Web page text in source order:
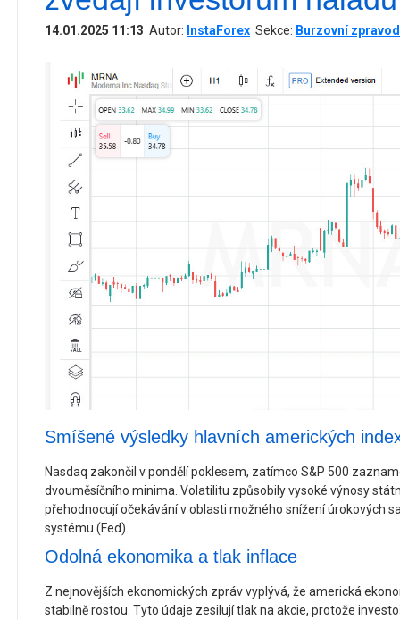
14.01.2025 11:13 Autor: InstaForex Sekce: Burzovní
Smíšené výsledky hlavních amerických
Nasdaq zakončil v pondělí poklesem, zatímco S&P 500
dvouměsíčního minima. Volatilitu způsobily vysoké výnosy
přehodnocují očekávání v oblasti možného snížení úrokových
systému (Fed).
Odolná ekonomika a tlak inflace
Z nejnovějších ekonomických zpráv vyplývá, že americká
stabilně rostou. Tyto údaje zesilují tlak na akcie, protože